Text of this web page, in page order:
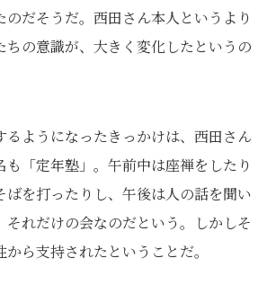
だそうだ。西田さん本人というより
ちの意識が、大きく変化したというの
るようになったきっかけは、西田さん
も「定年塾」。午前中は座禅をしたり
ばを打ったりし、午後は人の話を聞い
それだけの会なのだという。しかしそ
ら支持されたということだ。